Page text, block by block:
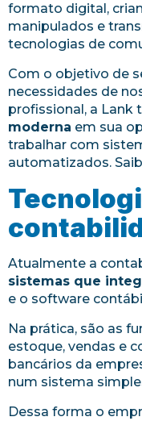
formato digital,
manipulados e
tecnologias de
Com o objetivo de
necessidades de
profissional, a Lank
moderna em sua
trabalhar com
automatizados.
Atualmente a
sistemas que
e o software
Na prática, são as
estoque, vendas e
bancários da
num sistema
Dessa forma o